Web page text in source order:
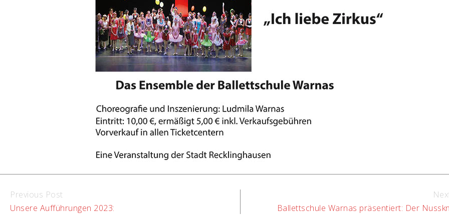
Continue
Reading
Previous Post
Unsere Aufführungen 2023:
Ballettschule Warnas präsentiert: Der